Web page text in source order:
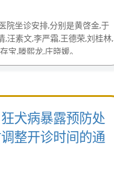
院坐诊安排,分别是黄啓金,于
,汪素文,李严霜,王德荣,刘桂林,
宝,滕熙龙,庄晓媛。
犬病暴露预防处
整开诊时间的通